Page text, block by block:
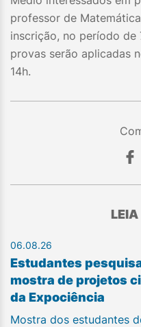
professor de
inscrição, no período de
provas serão aplicadas
14h.
06.08.26
Estudantes
mostra de projetos
da Expociência
Mostra dos estudantes